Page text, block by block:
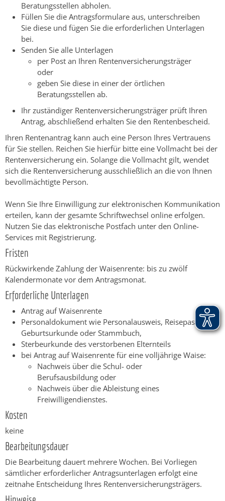
Beratungsstellen abholen.
Füllen Sie die Antragsformulare aus, unterschreiben
Sie diese und fügen Sie die erforderlichen Unterlagen
bei.
Senden Sie alle Unterlagen
per Post an Ihren Rentenversicherungsträger
oder
geben Sie diese in einer der örtlichen
Beratungsstellen ab.
Ihr zuständiger Rentenversicherungsträger prüft Ihren
Antrag, abschließend erhalten Sie den Rentenbescheid.
Ihren Rentenantrag kann auch eine Person Ihres Vertrauens
für Sie stellen. Reichen Sie hierfür bitte eine Vollmacht bei der
Rentenversicherung ein. Solange die Vollmacht gilt, wendet
sich die Rentenversicherung ausschließlich an die von Ihnen
bevollmächtigte Person.
Wenn Sie Ihre Einwilligung zur elektronischen Kommunikation
erteilen, kann der gesamte Schriftwechsel online erfolgen.
Nutzen Sie das elektronische Postfach unter den Online-
Services mit Registrierung.
Fristen
Rückwirkende Zahlung der Waisenrente: bis zu zwölf
Kalendermonate vor dem Antragsmonat.
Erforderliche Unterlagen
Antrag auf Waisenrente
Personaldokument wie Personalausweis, Reisepass,
Geburtsurkunde oder Stammbuch,
Sterbeurkunde des verstorbenen Elternteils
bei Antrag auf Waisenrente für eine volljährige Waise:
Nachweis über die Schul- oder
Berufsausbildung oder
Nachweis über die Ableistung eines
Freiwilligendienstes.
Kosten
keine
Bearbeitungsdauer
Die Bearbeitung dauert mehrere Wochen. Bei Vorliegen
sämtlicher erforderlicher Antragsunterlagen erfolgt eine
zeitnahe Entscheidung Ihres Rentenversicherungsträgers.